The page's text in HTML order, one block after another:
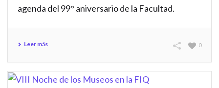
agenda del 99° aniversario de la Facultad.
Leer más 0